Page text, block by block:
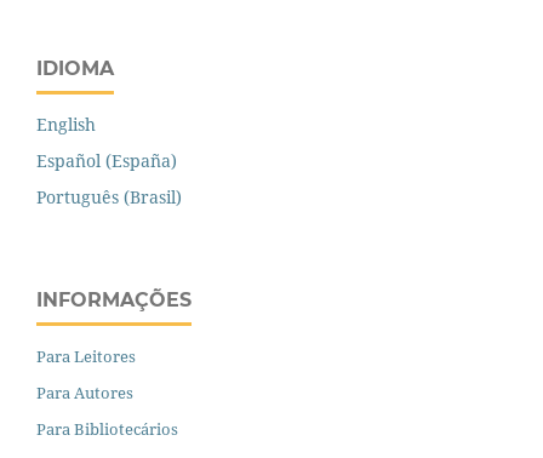
IDIOMA
English
Español (España)
Português (Brasil)
INFORMAÇÕES
Para Leitores
Para Autores
Para Bibliotecários